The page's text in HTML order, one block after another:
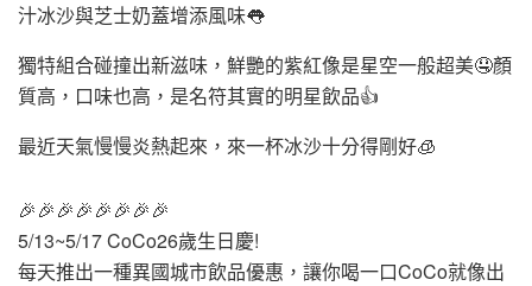
汁冰沙與芝士奶蓋增添風味👅
獨特組合碰撞出新滋味，鮮艷的紫紅像是星空一般超美🤤顏
質高，口味也高，是名符其實的明星飲品👍
最近天氣慢慢炎熱起來，來一杯冰沙十分得剛好🧊
🎉🎉🎉🎉🎉🎉🎉🎉
5/13~5/17 CoCo26歲生日慶!
每天推出一種異國城市飲品優惠，讓你喝一口CoCo就像出